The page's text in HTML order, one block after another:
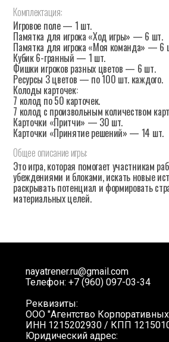
Комплектация:
Игровое поле — 1 шт.
Памятка для игрока «Ход игры» — 6 шт.
Памятка для игрока «Моя команда» — 6
Кубик 6-гранный — 1 шт.
Фишки игроков разных цветов — 6 шт.
Ресурсы 3 цветов — по 100 шт. каждого.
Колоды карточек:
7 колод по 50 карточек.
7 колод с произвольным количеством
Карточки «Притчи» — 30 шт.
Карточки «Принятие решений» — 14 шт.
Общее описание игры:
Это игра, которая помогает участникам
убеждениями и блоками, искать новые
раскрывать потенциал и формировать
материальных целей.
nayatrener.ru@gmail.com
Телефон: +7 (960) 097-03-34
Реквизиты:
ООО "Агентство
ИНН 1215202930 / КПП
Юридический адрес: